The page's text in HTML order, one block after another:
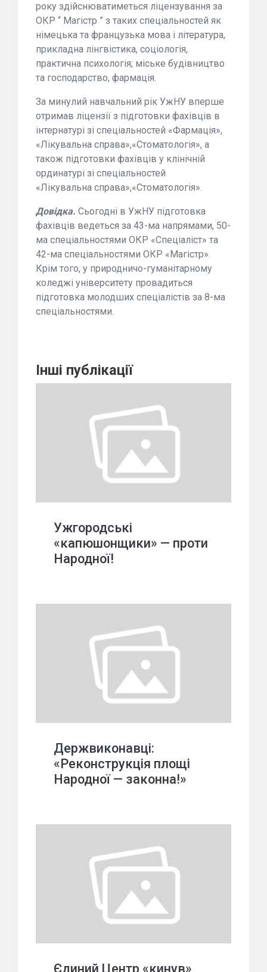
року здійснюватиметься ліцензування за
ОКР “ Магістр ” з таких спеціальностей як
німецька та французька мова і література,
прикладна лінгвістика, соціологія,
практична психологія; міське будівництво
та господарство, фармація.
За минулий навчальний рік УжНУ вперше
отримав ліцензії з підготовки фахівців в
інтернатурі зі спеціальностей «Фармація»,
«Лікувальна справа»,«Стоматологія», а
також підготовки фахівців у клінічній
ординатурі зі спеціальностей
«Лікувальна справа»,«Стоматологія».
Довідка. Сьогодні в УжНУ підготовка
фахівців ведеться за 43-ма напрямами, 50-
ма спеціальностями ОКР «Спеціаліст» та
42-ма спеціальностями ОКР «Магістр».
Крім того, у природничо-гуманітарному
коледжі університету провадиться
підготовка молодших спеціалістів за 8-ма
спеціальностями.
Інші публікації
Ужгородські
«капюшонщики» — проти
Народної!
Держвиконавці:
«Реконструкція площі
Народної — законна!»
Єдиний Центр «кинув»